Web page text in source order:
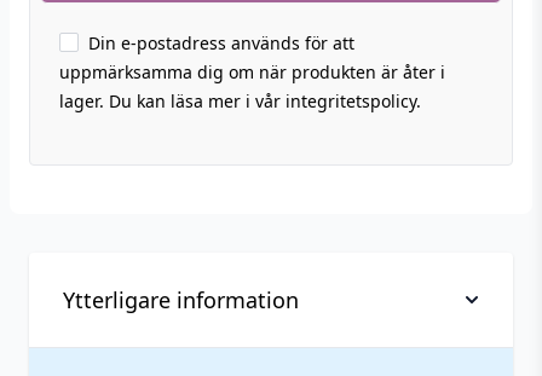
Din e-postadress används för att
uppmärksamma dig om när produkten är åter i
lager. Du kan läsa mer i vår integritetspolicy.
Ytterligare information